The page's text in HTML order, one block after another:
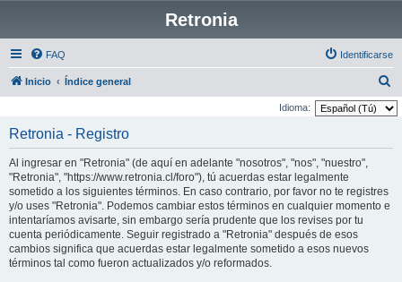
Retronia
FAQ Identificarse
Inicio Índice general
u
Idioma:
Retronia - Registro
Al ingresar en "Retronia" (de aquí en adelante "nosotros", "nos", "nuestro",
"Retronia", "https://www.retronia.cl/foro"), tú acuerdas estar legalmente
sometido a los siguientes términos. En caso contrario, por favor no te registres
y/o uses "Retronia". Podemos cambiar estos términos en cualquier momento e
intentaríamos avisarte, sin embargo sería prudente que los revises por tu
cuenta periódicamente. Seguir registrado a "Retronia" después de esos
cambios significa que acuerdas estar legalmente sometido a esos nuevos
términos tal como fueron actualizados y/o reformados.